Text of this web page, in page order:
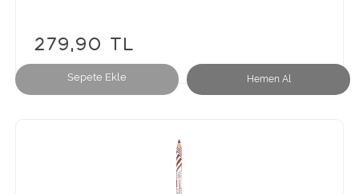
Sepete Ekle Hemen Al
279,90 TL